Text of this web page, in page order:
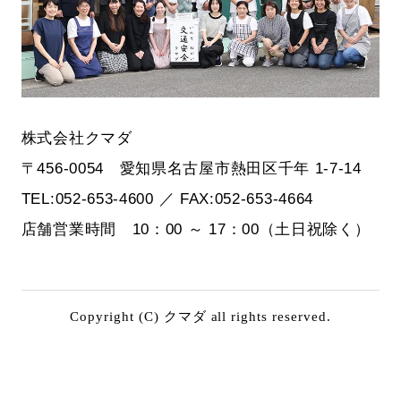
株式会社クマダ
〒456-0054 愛知県名古屋市熱田区千年 1-7-14
TEL:052-653-4600 ／ FAX:052-653-4664
店舗営業時間 10：00 ～ 17：00（土日祝除く）
Copyright (C) クマダ all rights reserved.